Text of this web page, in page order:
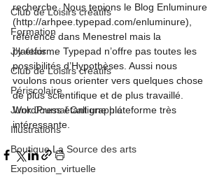
Club de Loisirs créatifs
Formation
J'y étais ...
Club de Loisirs créatifs
Périscolaire
Junk Journal Calligraphié
Illustrations
Boutique La Source des arts
Exposition_virtuelle
recherche. Nous tenions le Blog Enluminure
(http://arhpee.typepad.com/enluminure),
référencé dans Menestrel mais la
plateforme Typepad n’offre pas toutes les
possibilités d’Hypothèses. Aussi nous
voulons nous orienter vers quelques chose
de plus scientifique et de plus travaillé.
WordPress étant une plateforme très
intéressante.